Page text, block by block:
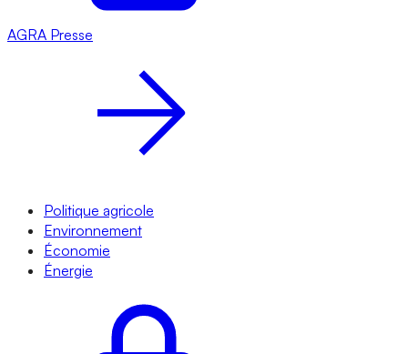
AGRA Presse
Politique agricole
Environnement
Économie
Énergie